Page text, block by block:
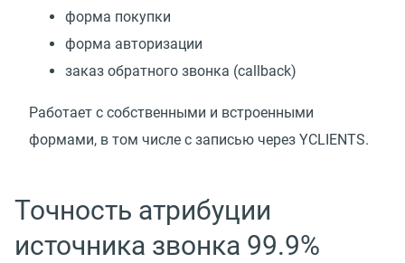
форма покупки
форма авторизации
заказ обратного звонка (callback)
Работает с собственными и встроенными
формами, в том числе с записью через YCLIENTS.
Точность атрибуции
источника звонка 99.9%